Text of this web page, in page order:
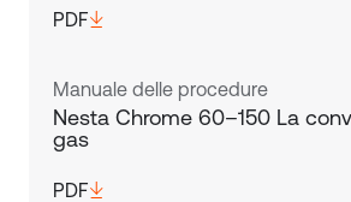
PDF
Manuale delle procedure
Nesta Chrome 60–150 La
gas
PDF